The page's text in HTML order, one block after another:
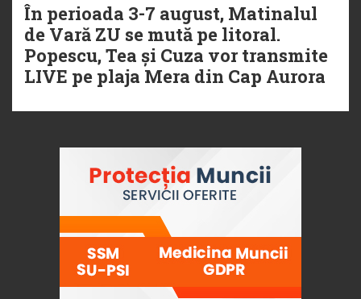
În perioada 3-7 august, Matinalul
de Vară ZU se mută pe litoral.
Popescu, Tea și Cuza vor transmite
LIVE pe plaja Mera din Cap Aurora